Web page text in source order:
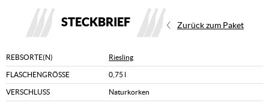
STECKBRIEF Zurück zum Paket
REBSORTE(N) Riesling
FLASCHENGRÖSSE 0,75 l
VERSCHLUSS Naturkorken